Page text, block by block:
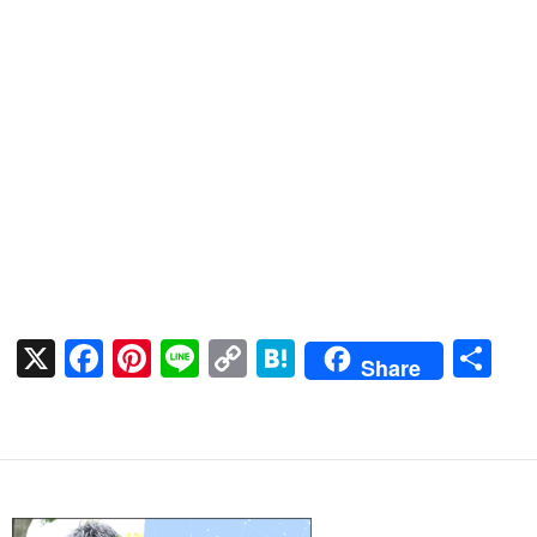
X
F
b
o
Pi
es
t
Li
C
y
Li
H
n
a
Share